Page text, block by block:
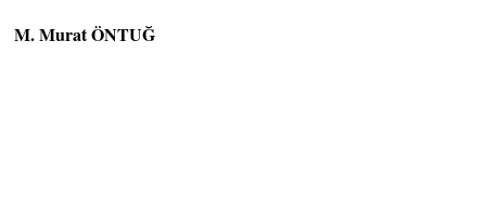
M. Murat ÖNTUĞ